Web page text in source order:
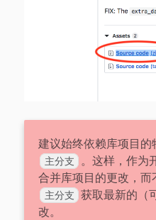
建议始终依赖库项目
主分支
。这样，作为
合并库项目的更改，
主分支
获取最新的（
改。